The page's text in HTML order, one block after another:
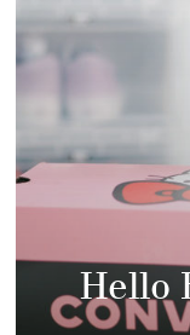
Hello